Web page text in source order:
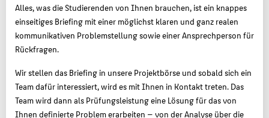
Alles, was die Studierenden von Ihnen brauchen, ist ein knappes
einseitiges Briefing mit einer möglichst klaren und ganz realen
kommunikativen Problemstellung sowie einer Ansprechperson für
Rückfragen.
Wir stellen das Briefing in unsere Projektbörse und sobald sich ein
Team dafür interessiert, wird es mit Ihnen in Kontakt treten. Das
Team wird dann als Prüfungsleistung eine Lösung für das von
Ihnen definierte Problem erarbeiten — von der Analyse über die